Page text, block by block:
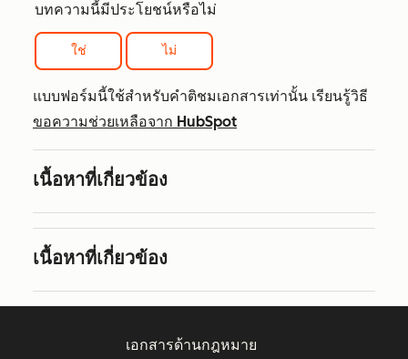
บทความนี้มีประโยชน์หรือไม่
ใช่ ไม่
แบบฟอร์มนี้ใช้สำหรับคำติชมเอกสารเท่านั้น เรียนรู้วิธี
ขอความช่วยเหลือจาก HubSpot
เนื้อหาที่เกี่ยวข้อง
เนื้อหาที่เกี่ยวข้อง
เอกสารด้านกฎหมาย